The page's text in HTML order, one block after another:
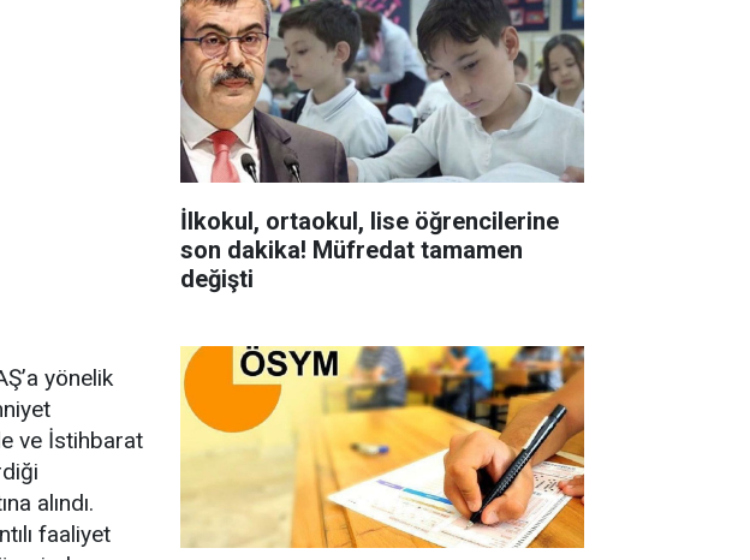
yönelik
ve İstihbarat
alındı.
faaliyet
İlkokul, ortaokul, lise öğrencilerine
son dakika! Müfredat tamamen
değişti